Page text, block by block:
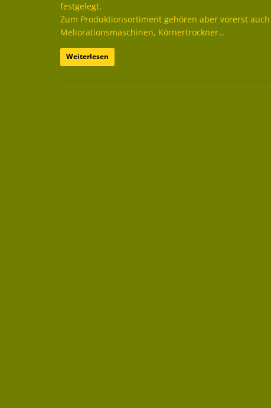
festgelegt.
Zum Produktionsortiment gehören aber vorerst
Meliorationsmaschinen, Körnertrockner…
Weiterlesen